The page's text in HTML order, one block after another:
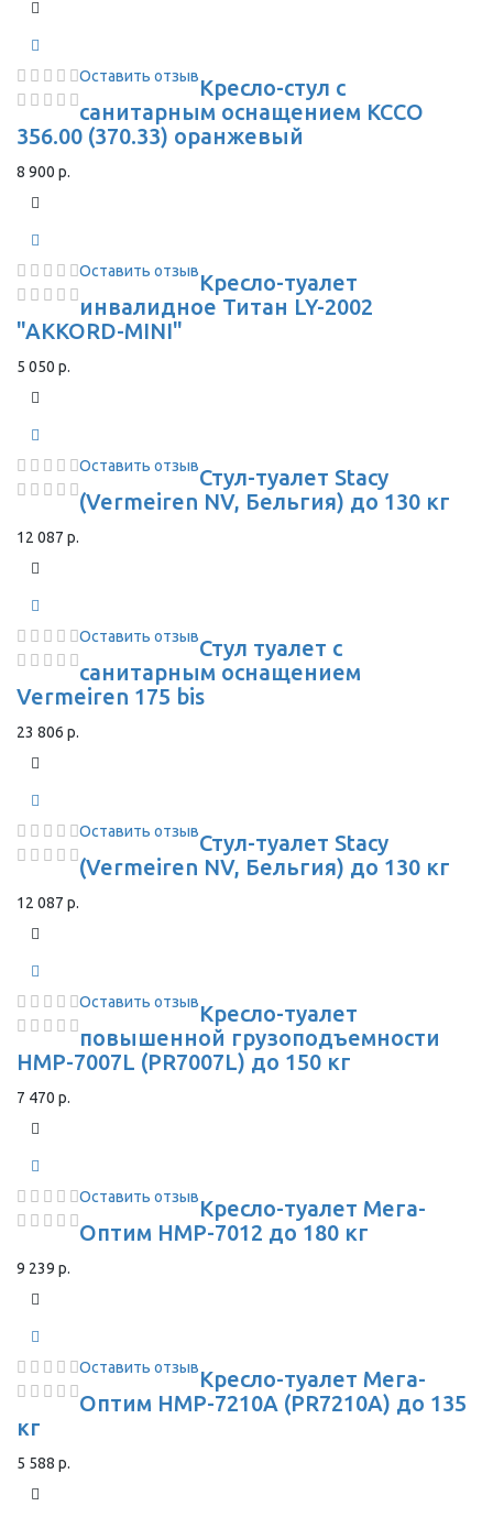
Оставить отзывКресло-стул с
санитарным оснащением КССО
356.00 (370.33) оранжевый
8 900 р.
Оставить отзывКресло-туалет
инвалидное Титан LY-2002
"AKKORD-MINI"
5 050 р.
Оставить отзывСтул-туалет Stacy
(Vermeiren NV, Бельгия) до 130 кг
12 087 р.
Оставить отзывСтул туалет с
санитарным оснащением
Vermeiren 175 bis
23 806 р.
Оставить отзывСтул-туалет Stacy
(Vermeiren NV, Бельгия) до 130 кг
12 087 р.
Оставить отзывКресло-туалет
повышенной грузоподъемности
HMP-7007L (PR7007L) до 150 кг
7 470 р.
Оставить отзывКресло-туалет Мега-
Оптим HMP-7012 до 180 кг
9 239 р.
Оставить отзывКресло-туалет Мега-
Оптим HMP-7210A (PR7210A) до 135
кг
5 588 р.